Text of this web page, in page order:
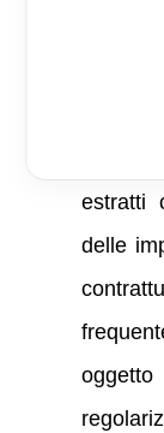
reale.
estratti
delle